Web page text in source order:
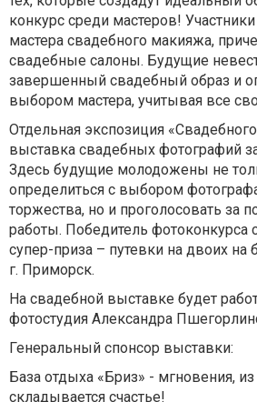
конкурс среди мастеров!
мастера свадебного макияжа,
свадебные салоны. Будущие
завершенный свадебный образ и
выбором мастера, учитывая все
Отдельная экспозиция
выставка свадебных фотографий
Здесь будущие молодожены не
определиться с выбором
торжества, но и проголосовать за
работы. Победитель фотоконкурса
супер-приза – путевки на двоих на
г. Приморск.
На свадебной выставке будет
фотостудия Александра
Генеральный спонсор выставки:
База отдыха «Бриз» - мгновения,
складывается счастье!